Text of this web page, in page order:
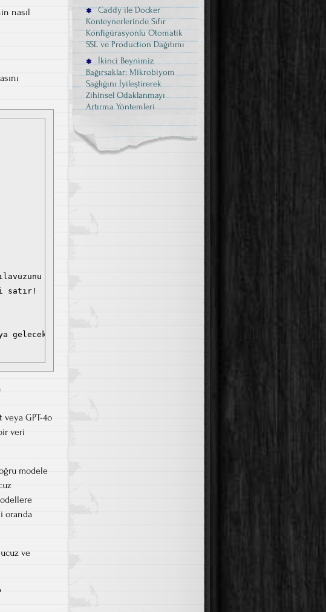
nasıl
veya sabit kurallarını yazın...",
satır!
gelecek."}],
GPT-4o
veri
modele
oranda
ve
Caddy ile Docker
Konteynerlerinde Sıfır
Konfigürasyonlu Otomatik
SSL ve Production Dağıtımı
İkinci Beynimiz
Bağırsaklar: Mikrobiyom
Sağlığını İyileştirerek
Zihinsel Odaklanmayı
Artırma Yöntemleri